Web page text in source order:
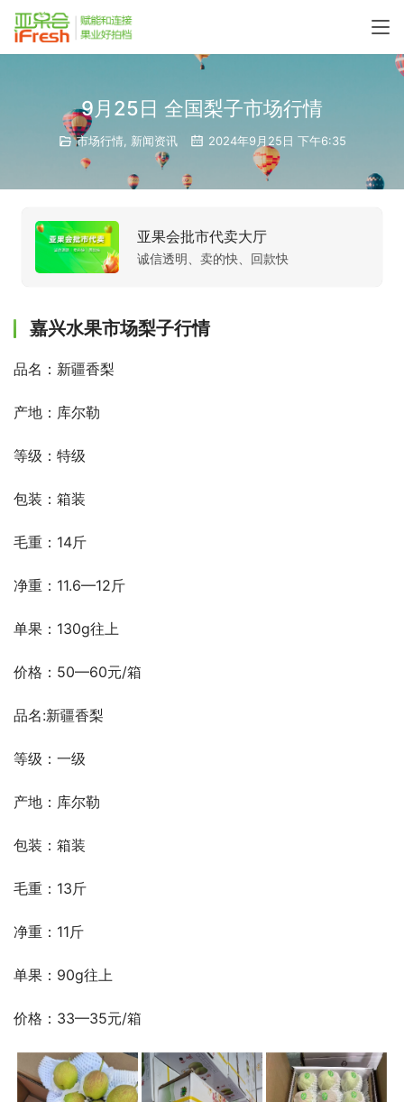
9月25日 全国梨子市场行情
市场行情, 新闻资讯 2024年9月25日 下午6:35
亚果会批市代卖大厅
诚信透明、卖的快、回款快
嘉兴水果市场梨子行情
品名：新疆香梨
产地：库尔勒
等级：特级
包装：箱装
毛重：14斤
净重：11.6—12斤
单果：130g往上
价格：50—60元/箱
品名:新疆香梨
等级：一级
产地：库尔勒
包装：箱装
毛重：13斤
净重：11斤
单果：90g往上
价格：33—35元/箱